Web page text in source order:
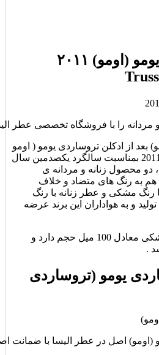
مردانه را با فروشگاه تخصصی عطر
بعد از ادکلن تروساردی یومو ( اومو
) تولید سال 1983 در سال 2011 بمناسبت سالگرد یکصدمین سال
دو محصول زنانه و مردانه ی
هم به رنگ های متضاد و خلاف
رنگ مشکی و عطر زنانه با رنگ
و به هواداران این برند عرضه
عطر مردانه تروساردی مشکی معادل 100 میل حجم دارد و
.
یومو (تروساردی
(اومو) اصل در عطر الیسا با ضمانت